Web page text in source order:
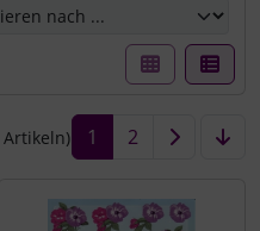
Artikeln) 1 2